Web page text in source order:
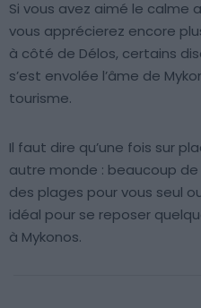
Si vous avez aimé le calme
vous apprécierez encore
à côté de Délos, certains
s’est envolée l’âme de
tourisme.
Il faut dire qu’une fois sur
autre monde : beaucoup
des plages pour vous seul
idéal pour se reposer
à Mykonos.